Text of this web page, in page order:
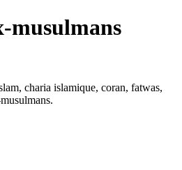
musulmans
charia islamique, coran, fatwas,